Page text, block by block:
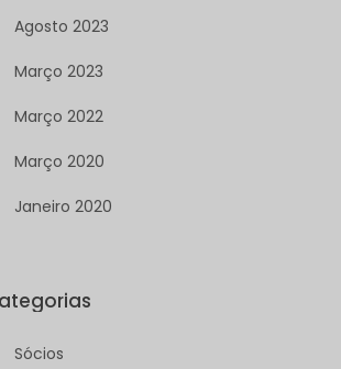
Agosto 2023
Março 2023
Março 2022
Março 2020
Janeiro 2020
Sócios